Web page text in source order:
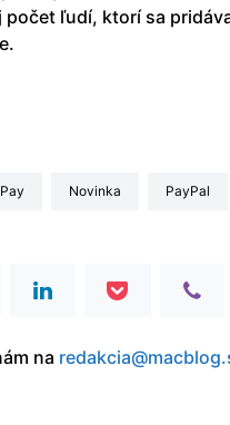
ľudí, ktorí sa
Pay Novinka PayPal
na